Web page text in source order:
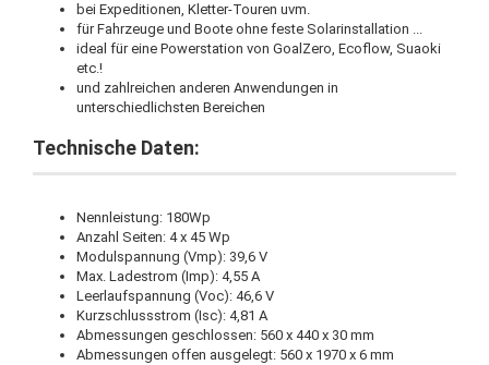
bei Expeditionen, Kletter-Touren uvm.
für Fahrzeuge und Boote ohne feste Solarinstallation ...
ideal für eine Powerstation von GoalZero, Ecoflow, Suaoki
etc.!
und zahlreichen anderen Anwendungen in
unterschiedlichsten Bereichen
Technische Daten:
Nennleistung: 180Wp
Anzahl Seiten: 4 x 45 Wp
Modulspannung (Vmp): 39,6 V
Max. Ladestrom (Imp): 4,55 A
Leerlaufspannung (Voc): 46,6 V
Kurzschlussstrom (Isc): 4,81 A
Abmessungen geschlossen: 560 x 440 x 30 mm
Abmessungen offen ausgelegt: 560 x 1970 x 6 mm